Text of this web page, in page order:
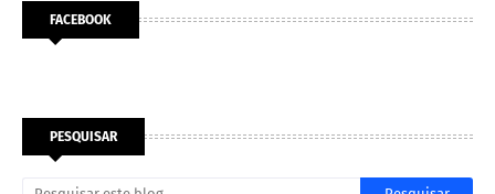
FACEBOOK
PESQUISAR